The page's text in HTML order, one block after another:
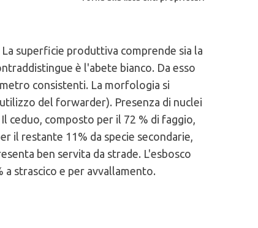
superficie produttiva comprende sia la
è l'abete bianco. Da esso
consistenti. La morfologia si
del forwarder). Presenza di nuclei
ceduo, composto per il 72 % di faggio,
il restante 11% da specie secondarie,
ben servita da strade. L'esbosco
strascico e per avvallamento.